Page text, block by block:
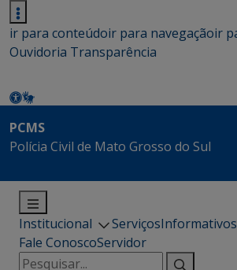
ir para conteúdoir para navegaçãoir
Ouvidoria Transparência
PCMS
Polícia Civil de Mato Grosso do Sul
Institucional ServiçosInformativos
Fale ConoscoServidor
Pesquisar